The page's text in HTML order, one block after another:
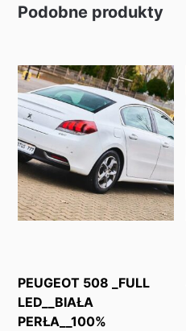
Podobne produkty
PEUGEOT 508 _FULL
LED__BIAŁA
PERŁA__100%